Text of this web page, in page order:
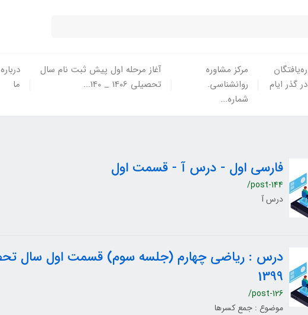
ره‌یافتگان
در گذر ایام
مرکز مشاوره
روانشناسی.
شماره...
آغاز مرحله اول پیش ثبت نام سال
تحصیلی 1406 _ 140...
درباره
ما
فارسی اول - درس آ - قسمت اول
/post-144
درس آ
1399
/post-126
موضوع : جمع کسرها